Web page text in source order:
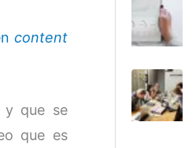
content
y que se
que es